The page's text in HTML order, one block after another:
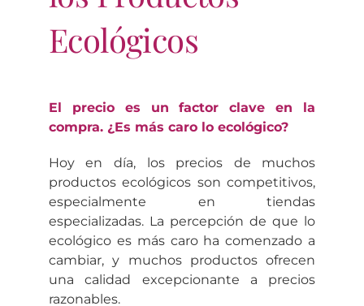
Ecológicos
El precio es un factor clave en la
compra. ¿Es más caro lo ecológico?
Hoy en día, los precios de muchos
productos ecológicos son competitivos,
especialmente en tiendas
especializadas. La percepción de que lo
ecológico es más caro ha comenzado a
cambiar, y muchos productos ofrecen
una calidad excepcionante a precios
razonables.